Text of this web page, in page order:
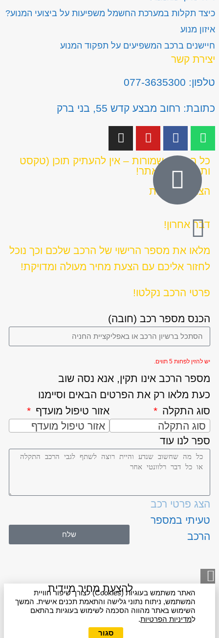
כיצד תקלות במערכת החשמל משפיעות על ביצועי המנוע?
איזון מנוע
חיישנים ברכב המשפיעים על תפקוד המנוע
יצירת קשר
טלפון: 077-3635300
כתובת: רחוב מבצע קדש 55, בני ברק
כל הזכויות שמורות – אין להעתיק תוכן (טקסט
ותמונות) מהאתר!
הצהרת נגישות
דבר אחרון!
מלאו את מספר הרישוי של הרכב שלכם וכך נוכל
לחזור אליכם עם הצעת מחיר מעולה ומדויקת!
פרטי הרכב נקלטו!
הכנס מספר רכב (חובה)
יש להזין לפחות 5 תווים.
מספר הרכב אינו תקין, אנא נסה שוב
כעת מלאו רק את הפרטים הבאים וסיימנו
סוג התקלה
סוג התקלה
אזור טיפול מועדף
אזור טיפול מועדף
ספר לנו עוד
הצג פרטי רכב
טעיתי במספר
הרכב
שלח
להצעת מחיר מיידית
גלילה
לראש
העמוד
האתר משתמש בעוגיות (Cookies) לצורך שיפור חוויית
המשתמש, ניתוח נתוני גלישה והתאמת תכנים אישית. המשך
השימוש באתר מהווה הסכמה לשימוש בעוגיות בהתאם
מדיניות הפרטיות.
סגור